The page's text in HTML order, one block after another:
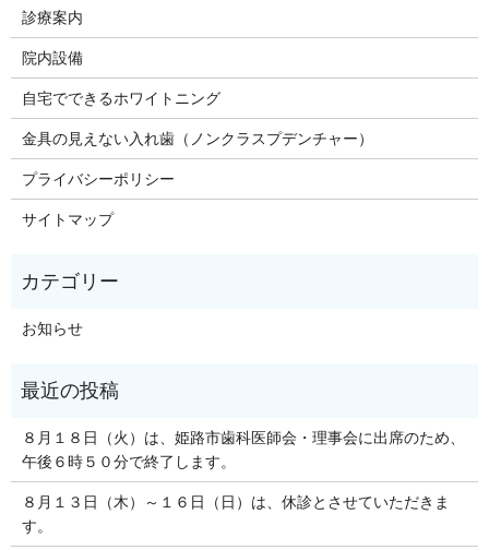
診療案内
院内設備
自宅でできるホワイトニング
金具の見えない入れ歯（ノンクラスプデンチャー）
プライバシーポリシー
サイトマップ
お知らせ
８月１８日（火）は、姫路市歯科医師会・理事会に出席のため、
午後６時５０分で終了します。
８月１３日（木）～１６日（日）は、休診とさせていただきま
す。